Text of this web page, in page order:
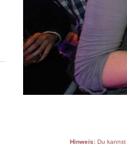
Hinweis:Du kannst